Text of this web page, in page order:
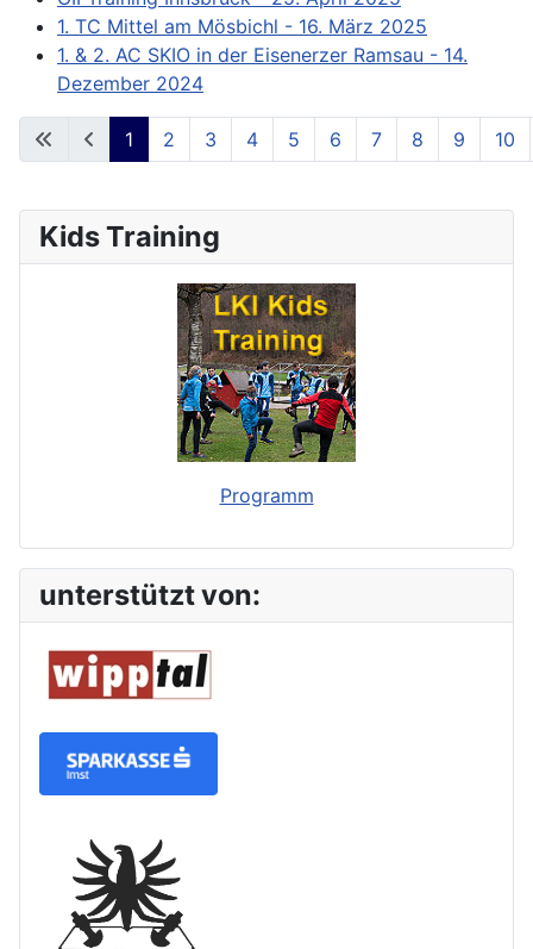
1. TC Mittel am Mösbichl - 16. März 2025
1. & 2. AC SKIO in der Eisenerzer Ramsau - 14.
Dezember 2024
**Page 1 of 73**
1 2 3 4 5 6 7 8 9 10
Kids Training
Programm
unterstützt von: